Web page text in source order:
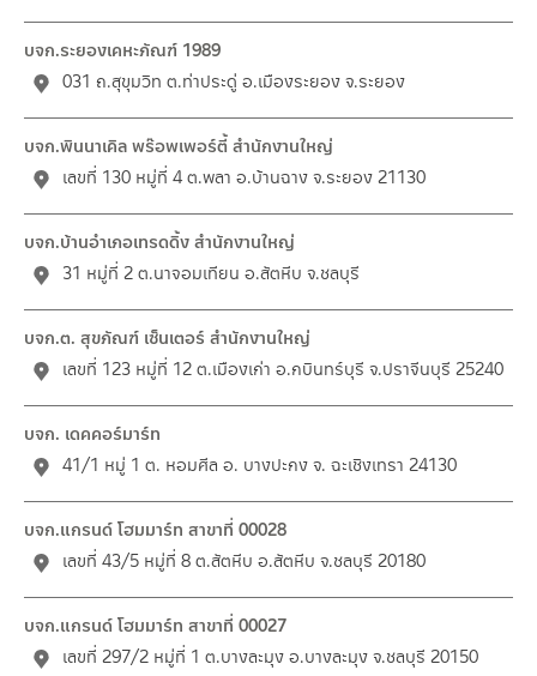
บจก.ระยองเคหะภัณฑ์ 1989
031 ถ.สุขุมวิท ต.ท่าประดู่ อ.เมืองระยอง จ.ระยอง
บจก.พินนาเคิล พร๊อพเพอร์ตี้ สำนักงานใหญ่
เลขที่ 130 หมู่ที่ 4 ต.พลา อ.บ้านฉาง จ.ระยอง 21130
บจก.บ้านอำเภอเทรดดิ้ง สำนักงานใหญ่
31 หมู่ที่ 2 ต.นาจอมเทียน อ.สัตหีบ จ.ชลบุรี
บจก.ต. สุขภัณฑ์ เซ็นเตอร์ สำนักงานใหญ่
เลขที่ 123 หมู่ที่ 12 ต.เมืองเก่า อ.กบินทร์บุรี จ.ปราจีนบุรี 25240
บจก. เดคคอร์มาร์ท
41/1 หมู่ 1 ต. หอมศีล อ. บางปะกง จ. ฉะเชิงเทรา 24130
บจก.แกรนด์ โฮมมาร์ท สาขาที่ 00028
เลขที่ 43/5 หมู่ที่ 8 ต.สัตหีบ อ.สัตหีบ จ.ชลบุรี 20180
บจก.แกรนด์ โฮมมาร์ท สาขาที่ 00027
เลขที่ 297/2 หมู่ที่ 1 ต.บางละมุง อ.บางละมุง จ.ชลบุรี 20150